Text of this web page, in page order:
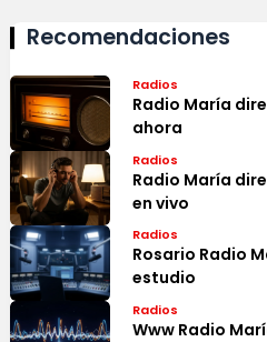
Recomendaciones
Radios
Radio María
ahora
Radios
Radio María
en vivo
Radios
Rosario Radio
estudio
Radios
Www Radio